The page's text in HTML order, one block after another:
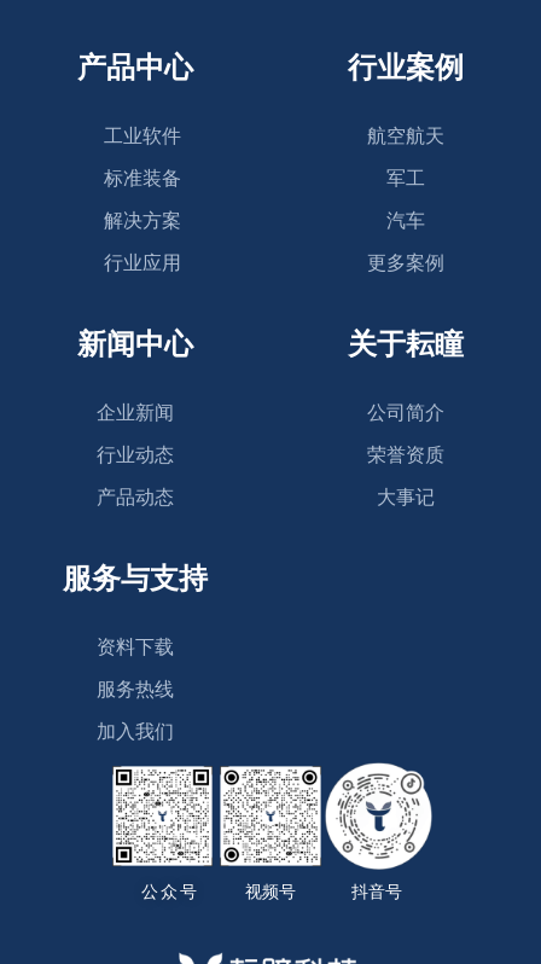
产品中心
工业软件
标准装备
解决方案
行业应用
行业案例
航空航天
军工
汽车
更多案例
新闻中心
企业新闻
行业动态
产品动态
关于耘瞳
公司简介
荣誉资质
大事记
服务与支持
资料下载
服务热线
加入我们
公众号 视频号 抖音号